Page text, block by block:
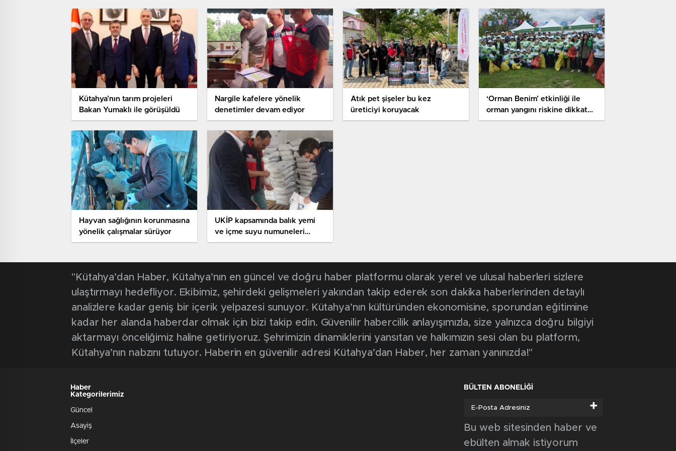
Kütahya’nın tarım projeleri
Bakan Yumaklı ile görüşüldü
Nargile kafelere yönelik
denetimler devam ediyor
Atık pet şişeler bu kez
üreticiyi koruyacak
‘Orman Benim’ etkinliği ile
orman yangını riskine dikkat
çekildi
Hayvan sağlığının korunmasına
yönelik çalışmalar sürüyor
UKİP kapsamında balık yemi
ve içme suyu numuneleri
alındı
"Kütahya’dan Haber, Kütahya’nın en güncel ve doğru haber platformu olarak yerel ve ulusal haberleri sizlere
ulaştırmayı hedefliyor. Ekibimiz, şehirdeki gelişmeleri yakından takip ederek son dakika haberlerinden detaylı
analizlere kadar geniş bir içerik yelpazesi sunuyor. Kütahya’nın kültüründen ekonomisine, sporundan eğitimine
kadar her alanda haberdar olmak için bizi takip edin. Güvenilir habercilik anlayışımızla, size yalnızca doğru bilgiyi
aktarmayı önceliğimiz haline getiriyoruz. Şehrimizin dinamiklerini yansıtan ve halkımızın sesi olan bu platform,
Kütahya’nın nabzını tutuyor. Haberin en güvenilir adresi Kütahya’dan Haber, her zaman yanınızda!"
Haber
Kategorilerimiz
Güncel
Asayiş
İlçeler
BÜLTEN ABONELİĞİ
+
Bu web sitesinden haber ve
ebülten almak istiyorum